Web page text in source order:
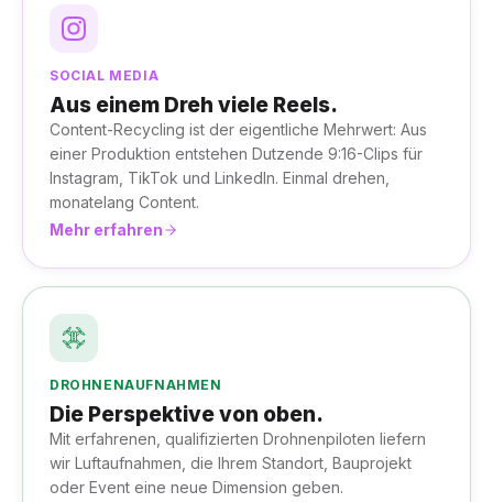
SOCIAL MEDIA
Aus einem Dreh viele Reels.
Content-Recycling ist der eigentliche Mehrwert: Aus
einer Produktion entstehen Dutzende 9:16-Clips für
Instagram, TikTok und LinkedIn. Einmal drehen,
monatelang Content.
Mehr erfahren
DROHNENAUFNAHMEN
Die Perspektive von oben.
Mit erfahrenen, qualifizierten Drohnenpiloten liefern
wir Luftaufnahmen, die Ihrem Standort, Bauprojekt
oder Event eine neue Dimension geben.